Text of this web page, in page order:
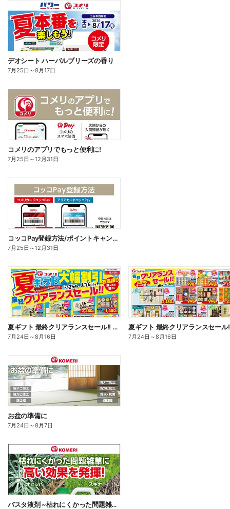
デオシート ハーバルブリーズの香り
7月25日 ～8月17日
コメリのアプリでもっと便利に!
7月25日 ～12月31日
コッコPay登録方法/ポイントキャンペーン応募方法
7月25日 ～12月31日
夏ギフト 最終クリアランスセール!! オモテ
7月24日 ～8月16日 7月24日 ～8月16日
お盆の準備に
7月24日 ～8月7日
バスタ液剤 ~枯れにくかった問題雑草に高い効果を発揮!~